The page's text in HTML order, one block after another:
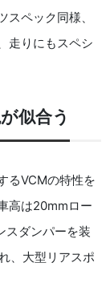
ペック同様、
走りにもスペシ
似合う
るVCMの特性を
高は20mmロー
スダンパーを装
、大型リアスポ